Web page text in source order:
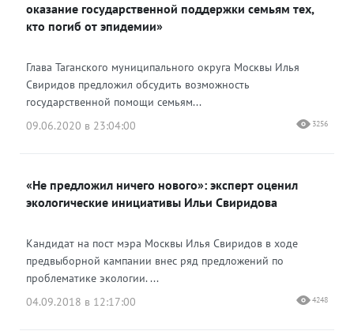
оказание государственной поддержки семьям тех,
кто погиб от эпидемии»
Глава Таганского муниципального округа Москвы Илья
Свиридов предложил обсудить возможность
государственной помощи семьям...
09.06.2020 в 23:04:00
3256
«Не предложил ничего нового»: эксперт оценил
экологические инициативы Ильи Свиридова
Кандидат на пост мэра Москвы Илья Свиридов в ходе
предвыборной кампании внес ряд предложений по
проблематике экологии. ...
04.09.2018 в 12:17:00
4248